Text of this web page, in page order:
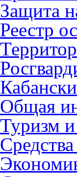
Защита
Реестр
Общая
Туризм